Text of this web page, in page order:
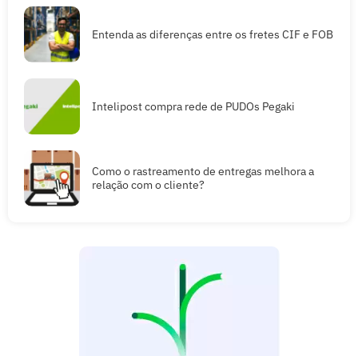
Entenda as diferenças entre os fretes CIF e FOB
Intelipost compra rede de PUDOs Pegaki
Como o rastreamento de entregas melhora a
relação com o cliente?